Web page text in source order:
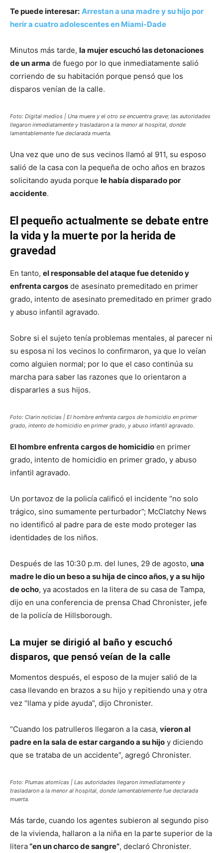
Te puede interesar: Arrestan a una madre y su hijo por
herir a cuatro adolescentes en Miami-Dade
Minutos más tarde, la mujer escuchó las detonaciones
de un arma de fuego por lo que inmediatamente salió
corriendo de su habitación porque pensó que los
disparos venían de la calle.
Foto: Digital medios | Una muere y el otro se encuentra grave; las autoridades
llegaron inmediatamente y trasladaron a la menor al hospital, donde
lamentablemente fue declarada muerta.
Una vez que uno de sus vecinos llamó al 911, su esposo
salió de la casa con la pequeña de ocho años en brazos
solicitando ayuda porque le había disparado por
accidente.
El pequeño actualmente se debate entre
la vida y la muerte por la herida de
gravedad
En tanto, el responsable del ataque fue detenido y
enfrenta cargos de asesinato premeditado en primer
grado, intento de asesinato premeditado en primer grado
y abuso infantil agravado.
Sobre si el sujeto tenía problemas mentales, al parecer ni
su esposa ni los vecinos lo confirmaron, ya que lo veían
como alguien normal; por lo que el caso continúa su
marcha para saber las razones que lo orientaron a
dispararles a sus hijos.
Foto: Clarin noticias | El hombre enfrenta cargos de homicidio en primer
grado, intento de homicidio en primer grado, y abuso infantil agravado.
El hombre enfrenta cargos de homicidio en primer
grado, intento de homicidio en primer grado, y abuso
infantil agravado.
Un portavoz de la policía calificó el incidente “no solo
trágico, sino sumamente perturbador”; McClatchy News
no identificó al padre para de este modo proteger las
identidades de los niños.
Después de las 10:30 p.m. del lunes, 29 de agosto, una
madre le dio un beso a su hija de cinco años, y a su hijo
de ocho, ya acostados en la litera de su casa de Tampa,
dijo en una conferencia de prensa Chad Chronister, jefe
de la policía de Hillsborough.
La mujer se dirigió al baño y escuchó
disparos, que pensó veían de la calle
Momentos después, el esposo de la mujer salió de la
casa llevando en brazos a su hijo y repitiendo una y otra
vez “llama y pide ayuda”, dijo Chronister.
“Cuando los patrulleros llegaron a la casa, vieron al
padre en la sala de estar cargando a su hijo y diciendo
que se trataba de un accidente”, agregó Chronister.
Foto: Plumas atomícas | Las autoridades llegaron inmediatamente y
trasladaron a la menor al hospital, donde lamentablemente fue declarada
muerta.
Más tarde, cuando los agentes subieron al segundo piso
de la vivienda, hallaron a la niña en la parte superior de la
litera“en un charco de sangre”, declaró Chronister.